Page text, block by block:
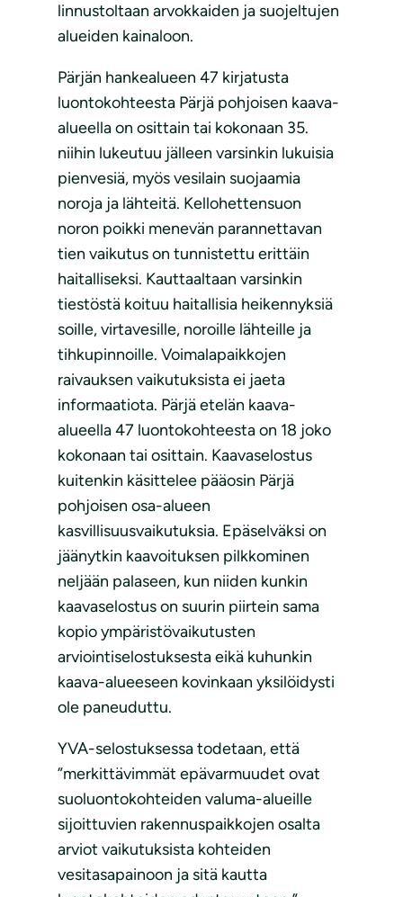
linnustoltaan arvokkaiden ja suojeltujen
alueiden kainaloon.
Pärjän hankealueen 47 kirjatusta
luontokohteesta Pärjä pohjoisen kaava-
alueella on osittain tai kokonaan 35.
niihin lukeutuu jälleen varsinkin lukuisia
pienvesiä, myös vesilain suojaamia
noroja ja lähteitä. Kellohettensuon
noron poikki menevän parannettavan
tien vaikutus on tunnistettu erittäin
haitalliseksi. Kauttaaltaan varsinkin
tiestöstä koituu haitallisia heikennyksiä
soille, virtavesille, noroille lähteille ja
tihkupinnoille. Voimalapaikkojen
raivauksen vaikutuksista ei jaeta
informaatiota. Pärjä etelän kaava-
alueella 47 luontokohteesta on 18 joko
kokonaan tai osittain. Kaavaselostus
kuitenkin käsittelee pääosin Pärjä
pohjoisen osa-alueen
kasvillisuusvaikutuksia. Epäselväksi on
jäänytkin kaavoituksen pilkkominen
neljään palaseen, kun niiden kunkin
kaavaselostus on suurin piirtein sama
kopio ympäristövaikutusten
arviointiselostuksesta eikä kuhunkin
kaava-alueeseen kovinkaan yksilöidysti
ole paneuduttu.
YVA-selostuksessa todetaan, että
”merkittävimmät epävarmuudet ovat
suoluontokohteiden valuma-alueille
sijoittuvien rakennuspaikkojen osalta
arviot vaikutuksista kohteiden
vesitasapainoon ja sitä kautta